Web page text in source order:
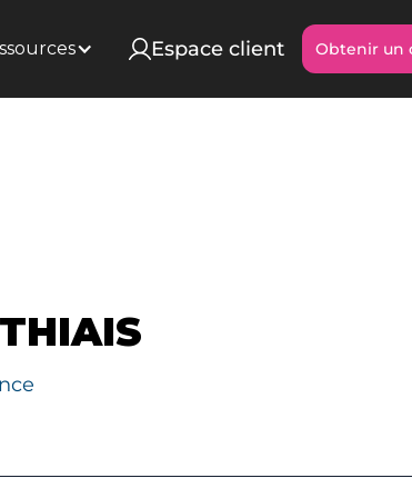
Espace client
Obtenir un
Obtenir un